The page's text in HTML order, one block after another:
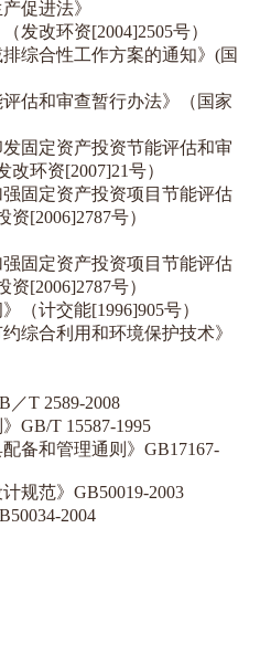
促进法》
发改环资[2004]2505号）
综合性工作方案的通知》(国
估和审查暂行办法》（国家
固定资产投资节能评估和审
环资[2007]21号）
固定资产投资项目节能评估
[2006]2787号）
固定资产投资项目节能评估
[2006]2787号）
（计交能[1996]905号）
综合利用和环境保护技术》
／T 2589-2008
GB/T 15587-1995
备和管理通则》GB17167-
规范》GB50019-2003
2004